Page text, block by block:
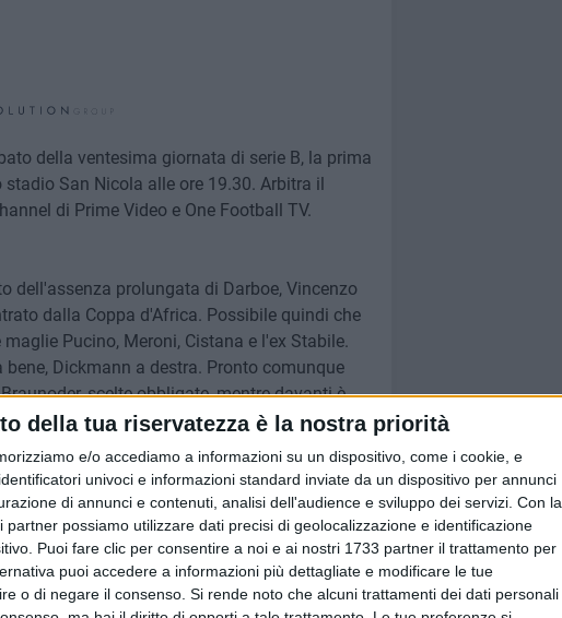
della tua riservatezza è la nostra priorità
e/o accediamo a informazioni su un dispositivo, come i cookie, e
univoci e informazioni standard inviate da un dispositivo per annunci
di annunci e contenuti, analisi dell'audience e sviluppo dei servizi. Con la
possiamo utilizzare dati precisi di geolocalizzazione e identificazione
Puoi fare clic per consentire a noi e ai nostri 1733 partner il trattamento per
puoi accedere a informazioni più dettagliate e modificare le tue
o di negare il consenso. Si rende noto che alcuni trattamenti dei dati personali
della ventesima giornata di serie B, la prima
San Nicola alle ore 19.30. Arbitra il
di Prime Video e One Football TV.
dell'assenza prolungata di Darboe, Vincenzo
dalla Coppa d'Africa. Possibile quindi che
Pucino, Meroni, Cistana e l'ex Stabile.
Dickmann a destra. Pronto comunque
scelte obbligate, mentre davanti è
Gytkjaer. Con lui potrebbe giocare uno
partita da non sottovalutare ed in cui giocare
dunque schierarsi con Confente in
sugli esterni agiranno Carissoni e
le mezzali. In avanti, viste le non ottime